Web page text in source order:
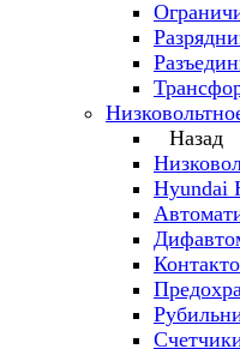
Назад
Hyundai